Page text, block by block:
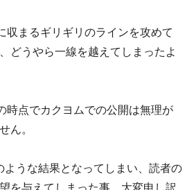
収まるギリギリのラインを攻めて
どうやら一線を越えてしまったよ
時点でカクヨムでの公開は無理が
ん。
ような結果となってしまい、読者の
を与えてしまった事、大変申し訳